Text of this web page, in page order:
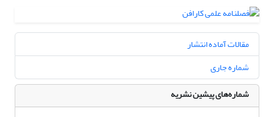
مقالات آماده انتشار
شماره جاری
شماره‌های پیشین نشریه